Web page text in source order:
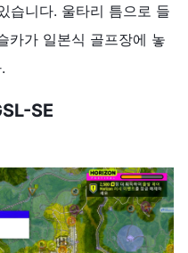
습니다. 울타리 틈으로 들
카가 일본식 골프장에 놓
SE